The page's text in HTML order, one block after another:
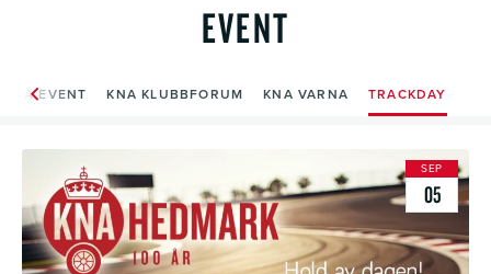
EVENT
KNA EVENT KNA KLUBBFORUM KNA VARNA TRACKDAY
SEP
05